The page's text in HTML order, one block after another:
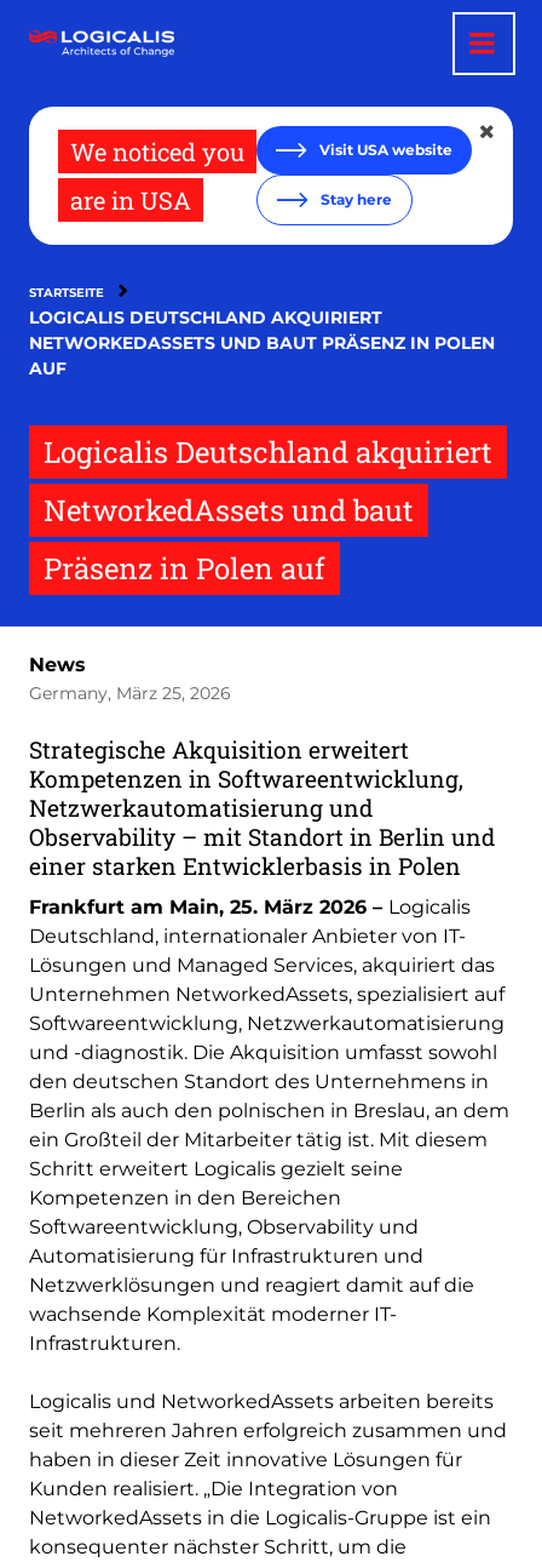
zum
Inhalt
We noticed you
are in USA
Visit USA website
Stay here
STARTSEITE
LOGICALIS DEUTSCHLAND AKQUIRIERT
NETWORKEDASSETS UND BAUT PRÄSENZ IN POLEN
AUF
Logicalis Deutschland akquiriert
NetworkedAssets und baut
Präsenz in Polen auf
News
Germany, März 25, 2026
Strategische Akquisition erweitert
Kompetenzen in Softwareentwicklung,
Netzwerkautomatisierung und
Observability – mit Standort in Berlin und
einer starken Entwicklerbasis in Polen
Frankfurt am Main, 25. März 2026 – Logicalis
Deutschland, internationaler Anbieter von IT-
Lösungen und Managed Services, akquiriert das
Unternehmen NetworkedAssets, spezialisiert auf
Softwareentwicklung, Netzwerkautomatisierung
und -diagnostik. Die Akquisition umfasst sowohl
den deutschen Standort des Unternehmens in
Berlin als auch den polnischen in Breslau, an dem
ein Großteil der Mitarbeiter tätig ist. Mit diesem
Schritt erweitert Logicalis gezielt seine
Kompetenzen in den Bereichen
Softwareentwicklung, Observability und
Automatisierung für Infrastrukturen und
Netzwerklösungen und reagiert damit auf die
wachsende Komplexität moderner IT-
Infrastrukturen.
Logicalis und NetworkedAssets arbeiten bereits
seit mehreren Jahren erfolgreich zusammen und
haben in dieser Zeit innovative Lösungen für
Kunden realisiert. „Die Integration von
NetworkedAssets in die Logicalis-Gruppe ist ein
konsequenter nächster Schritt, um die